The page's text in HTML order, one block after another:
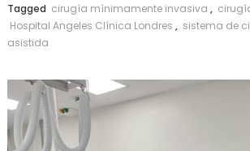
Tagged cirugía mínimamente invasiva ,
Hospital Angeles Clínica Londres , sistema de
asistida